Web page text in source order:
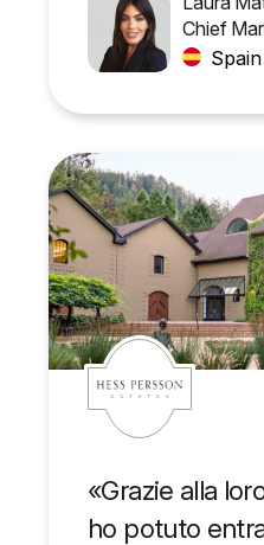
Chief
Spain
«Grazie alla
ho potuto